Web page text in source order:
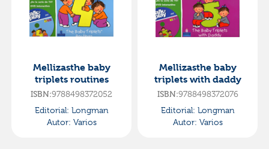
Mellizasthe baby
triplets routines
ISBN:9788498372052
Editorial: Longman
Autor: Varios
Mellizasthe baby
triplets with daddy
ISBN:9788498372076
Editorial: Longman
Autor: Varios